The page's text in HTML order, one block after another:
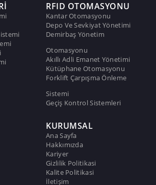
RFID OTOMASYONU
Kantar Otomasyonu
Depo Ve Sevkiyat Yönetimi
Demirbaş Yönetim
Otomasyonu
Akıllı Adli Emanet Yönetimi
Kütüphane Otomasyonu
Forklift Çarpışma Önleme
Sistemi
Geçiş Kontrol Sistemleri
KURUMSAL
Ana Sayfa
Hakkımızda
Kariyer
Gizlilik Politikasi
Kalite Politikasi
İletişim